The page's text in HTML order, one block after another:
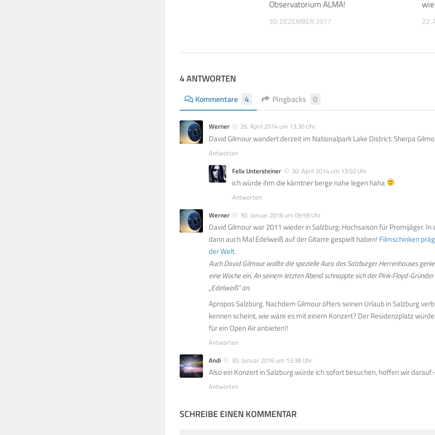
Observatorium ALMA!
30. DEZEMBER 2017 22.
4 ANTWORTEN
Kommentare 4 Pingbacks 0
Werner 26. April 2014 um 13:30 Uhr
David Gilmour wandert derzeit im Nationalpark Lake District: Sherpa
Antworten
Felix Untersteiner
30. April 2014 um 13:02 Uhr
ich würde ihm die kärntner berge nahe legen haha
Antworten
Werner
30. Januar 2016 um 09:59 Uhr
David Gilmour war 2011 wieder in Salzburg: Hochsaison für Promijäger. In
dann auch Mal Edelweiß auf der Gitarre gespielt haben! Filmschinken
der Welt.
Auch David Gilmour wollte die spezielle Aura des Salzburger Herrenhauses
eine Woche ein. An seinem letzten Abend schnappte sich der Pink-Floyd-
„Edelweiß“ an.
Apropos Salzburg. Nachdem Gilmour öfters seinen Urlaub in Salzburg
kennen scheint, wie wäre es mit einem Konzert? Der Residenzplatz
für ein Open Air anbieten!!
Antworten
Andi
30. Januar 2016 um 13:38 Uhr
Also ein Konzert in Salzburg würde ich sofort besuchen, hoffen wir
Antworten
SCHREIBE EINEN KOMMENTAR